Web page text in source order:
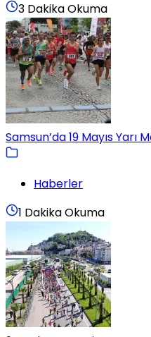
3 Dakika Okuma
Samsun’da 19 Mayıs Yarı
Haberler
1 Dakika Okuma